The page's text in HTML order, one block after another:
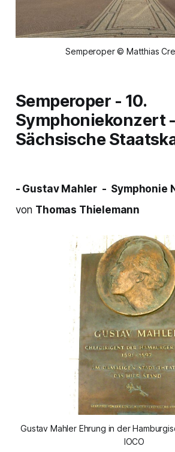
Semperoper © Matthias
Semperoper - 10.
Symphoniekonzert -
Sächsische
- Gustav Mahler - Symphonie
von Thomas Thielemann
Gustav Mahler Ehrung in der
IOCO